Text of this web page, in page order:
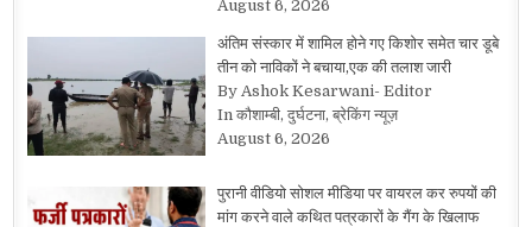
August 6, 2026
अंतिम संस्कार में शामिल होने गए किशोर समेत चार डूबे
तीन को नाविकों ने बचाया,एक की तलाश जारी
By Ashok Kesarwani- Editor
In कौशाम्बी, दुर्घटना, ब्रेकिंग न्यूज़
August 6, 2026
पुरानी वीडियो सोशल मीडिया पर वायरल कर रुपयों की
मांग करने वाले कथित पत्रकारों के गैंग के खिलाफ